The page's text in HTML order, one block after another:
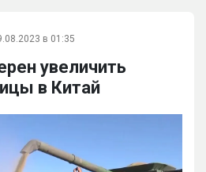
в 01:35
увеличить
в Китай